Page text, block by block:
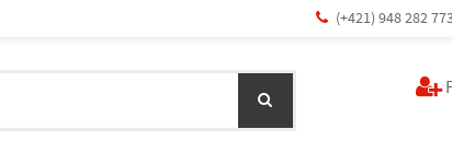
(+421) 948 282